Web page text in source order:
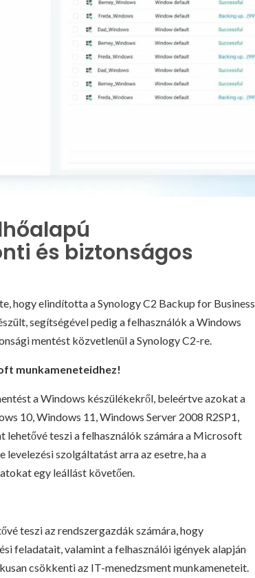
és biztonságos
hogy elindította a Synology C2 Backup for Business
segítségével pedig a felhasználók a Windows
mentést közvetlenül a Synology C2-re.
munkameneteidhez!
a Windows készülékekről, beleértve azokat a
10, Windows 11, Windows Server 2008 R2SP1,
lehetővé teszi a felhasználók számára a Microsoft
szolgáltatást arra az esetre, ha a
egy leállást követően.
teszi az rendszergazdák számára, hogy
feladatait, valamint a felhasználói igények alapján
csökkenti az IT-menedzsment munkameneteit.